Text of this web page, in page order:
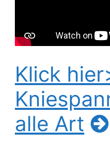
Klick
alle Art